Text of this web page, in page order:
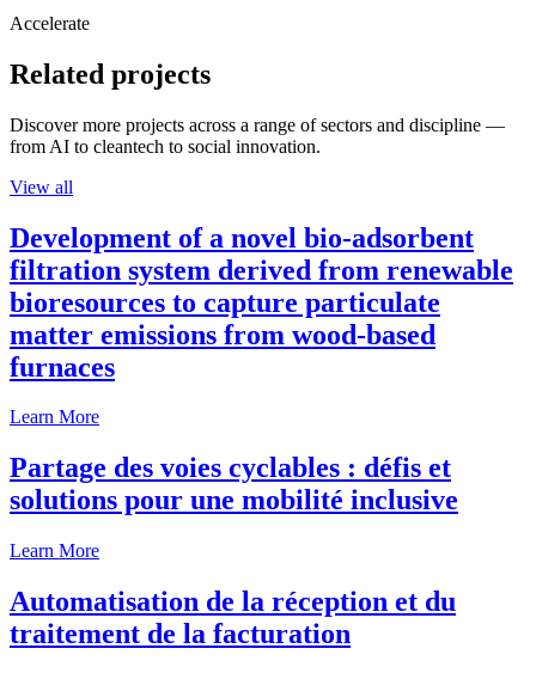
Accelerate
Related projects
Discover more projects across a range of sectors and discipline —
from AI to cleantech to social innovation.
View all
Development of a novel bio-adsorbent
filtration system derived from renewable
bioresources to capture particulate
matter emissions from wood-based
furnaces
Learn More
Partage des voies cyclables : défis et
solutions pour une mobilité inclusive
Learn More
Automatisation de la réception et du
traitement de la facturation